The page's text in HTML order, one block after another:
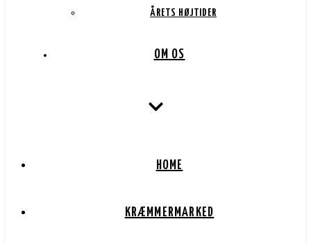
ÅRETS HØJTIDER
OM OS
HOME
KRÆMMERMARKED